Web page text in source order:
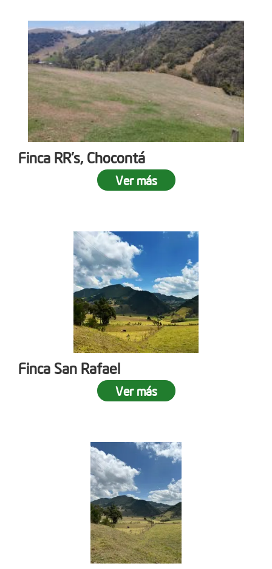
Finca RR's, Chocontá
Ver más
Finca San Rafael
Ver más